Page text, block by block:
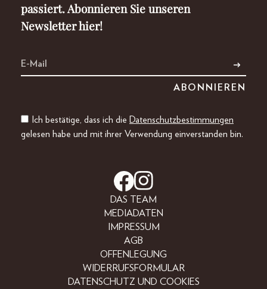
passiert. Abonnieren Sie unseren
Newsletter hier!
Ich bestätige, dass ich die Datenschutzbestimmungen
gelesen habe und mit ihrer Verwendung einverstanden bin.
DAS TEAM
MEDIADATEN
IMPRESSUM
AGB
OFFENLEGUNG
WIDERRUFSFORMULAR
DATENSCHUTZ UND COOKIES